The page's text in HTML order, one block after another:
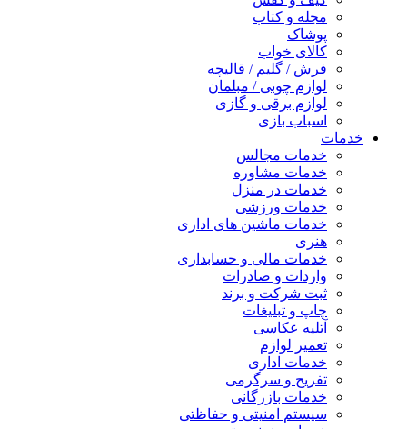
مجله و کتاب
پوشاک
کالای خواب
فرش / گلیم / قالیچه
لوازم چوبی / مبلمان
لوازم برقی و گازی
اسباب بازی
خدمات
خدمات مجالس
خدمات مشاوره
خدمات در منزل
خدمات ورزشی
خدمات ماشین های اداری
هنری
خدمات مالی و حسابداری
واردات و صادرات
ثبت شرکت و برند
چاپ و تبلیغات
آتلیه عکاسی
تعمیر لوازم
خدمات اداری
تفریح و سرگرمی
خدمات بازرگانی
سیستم امنیتی و حفاظتی